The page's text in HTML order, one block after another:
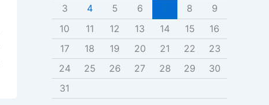
3
4 5 6 8
9
10
11 12 13 14 15
16
17
18 19 20 21 22
23
24
25 26 27 28 29
30
31